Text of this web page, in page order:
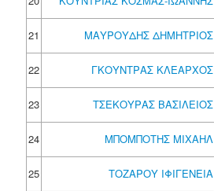
21
ΜΑΥΡΟΥΔΗΣ ΔΗΜΗΤΡΙΟΣ
22
ΓΚΟΥΝΤΡΑΣ ΚΛΕΑΡΧΟΣ
23
ΤΣΕΚΟΥΡΑΣ ΒΑΣΙΛΕΙΟΣ
24
ΜΠΟΜΠΟΤΗΣ ΜΙΧΑΗΛ
25
ΤΟΖΑΡΟΥ ΙΦΙΓΕΝΕΙΑ